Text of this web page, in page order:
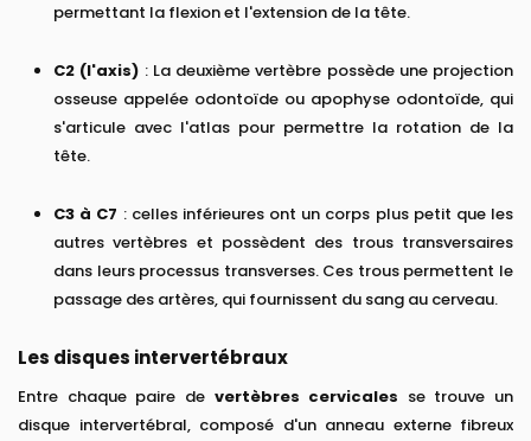
permettant la flexion et l'extension de la tête.
C2 (l'axis) : La deuxième vertèbre possède une projection
osseuse appelée odontoïde ou apophyse odontoïde, qui
s'articule avec l'atlas pour permettre la rotation de la
tête.
C3 à C7 : celles inférieures ont un corps plus petit que les
autres vertèbres et possèdent des trous transversaires
dans leurs processus transverses. Ces trous permettent le
passage des artères, qui fournissent du sang au cerveau.
Les disques intervertébraux
Entre chaque paire de vertèbres cervicales se trouve un
disque intervertébral, composé d'un anneau externe fibreux